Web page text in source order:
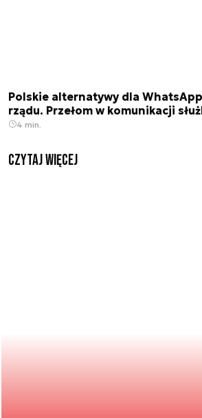
Polskie alternatywy dla
rządu. Przełom w komunikacji
4 min.
czytaj więcej